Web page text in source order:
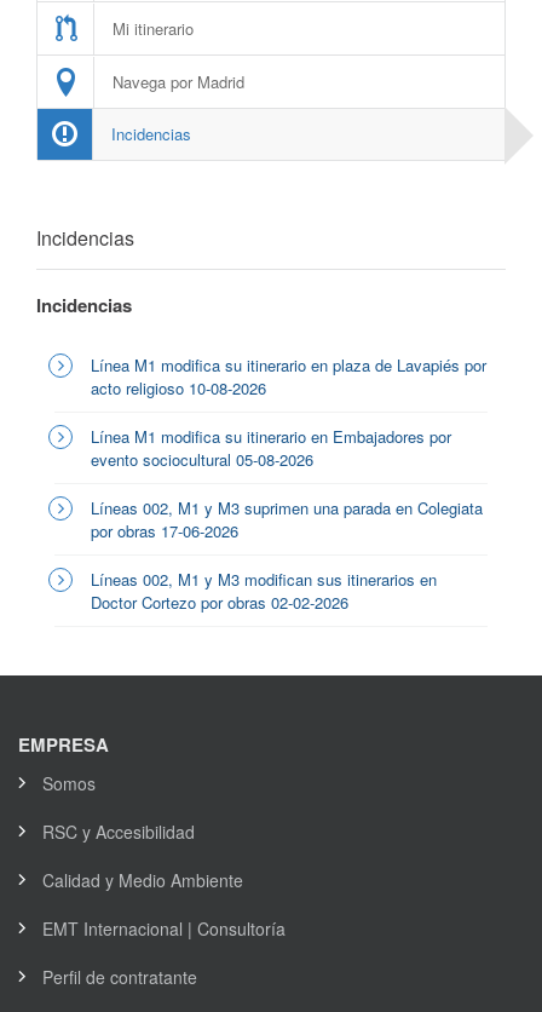
Mi itinerario
Navega por Madrid
Incidencias
Incidencias
Incidencias
Línea M1 modifica su itinerario en plaza de Lavapiés por
acto religioso 10-08-2026
Línea M1 modifica su itinerario en Embajadores por
evento sociocultural 05-08-2026
Líneas 002, M1 y M3 suprimen una parada en Colegiata
por obras 17-06-2026
Líneas 002, M1 y M3 modifican sus itinerarios en
Doctor Cortezo por obras 02-02-2026
EMPRESA
Somos
RSC y Accesibilidad
Calidad y Medio Ambiente
EMT Internacional | Consultoría
Perfil de contratante